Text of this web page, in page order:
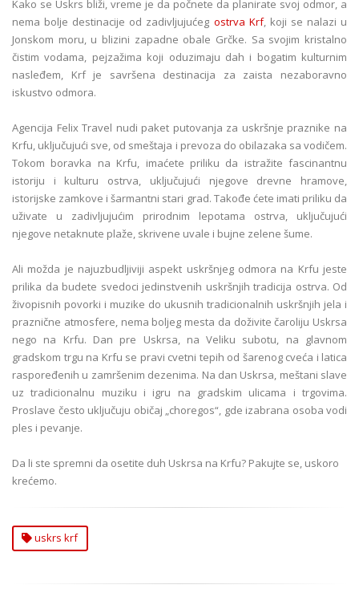
Kako se Uskrs bliži, vreme je da počnete da planirate svoj odmor, a
nema bolje destinacije od zadivljujućeg ostrva Krf, koji se nalazi u
Jonskom moru, u blizini zapadne obale Grčke. Sa svojim kristalno
čistim vodama, pejzažima koji oduzimaju dah i bogatim kulturnim
nasleđem, Krf je savršena destinacija za zaista nezaboravno
iskustvo odmora.
Agencija Felix Travel nudi paket putovanja za uskršnje praznike na
Krfu, uključujući sve, od smeštaja i prevoza do obilazaka sa vodičem.
Tokom boravka na Krfu, imaćete priliku da istražite fascinantnu
istoriju i kulturu ostrva, uključujući njegove drevne hramove,
istorijske zamkove i šarmantni stari grad. Takođe ćete imati priliku da
uživate u zadivljujućim prirodnim lepotama ostrva, uključujući
njegove netaknute plaže, skrivene uvale i bujne zelene šume.
Ali možda je najuzbudljiviji aspekt uskršnjeg odmora na Krfu jeste
prilika da budete svedoci jedinstvenih uskršnjih tradicija ostrva. Od
živopisnih povorki i muzike do ukusnih tradicionalnih uskršnjih jela i
praznične atmosfere, nema boljeg mesta da doživite čaroliju Uskrsa
nego na Krfu. Dan pre Uskrsa, na Veliku subotu, na glavnom
gradskom trgu na Krfu se pravi cvetni tepih od šarenog cveća i latica
raspoređenih u zamršenim dezenima. Na dan Uskrsa, meštani slave
uz tradicionalnu muziku i igru na gradskim ulicama i trgovima.
Proslave često uključuju običaj „choregos“, gde izabrana osoba vodi
ples i pevanje.
Da li ste spremni da osetite duh Uskrsa na Krfu? Pakujte se, uskoro
krećemo.
uskrs krf